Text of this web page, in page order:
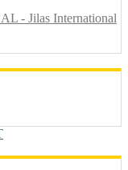
- Jilas International